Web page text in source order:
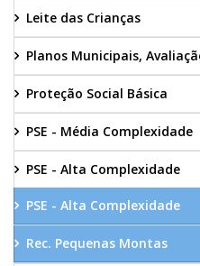
Leite das Crianças
Planos Municipais,
Proteção Social Básica
PSE - Média Complexidade
PSE - Alta Complexidade
PSE - Alta Complexidade
Rec. Pequenas Montas